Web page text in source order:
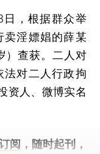
，根据群众举
卖淫嫖娼的薛某
）查获。二人对
法对二人行政拘
资人、微博实名
阅 ，随时起刊，